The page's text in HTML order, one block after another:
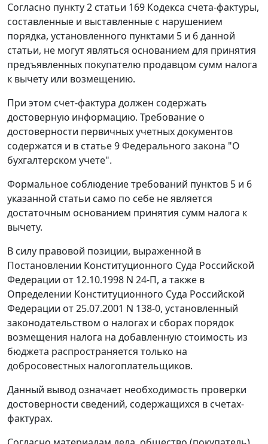
Согласно пункту 2 статьи 169 Кодекса счета-фактуры,
составленные и выставленные с нарушением
порядка, установленного пунктами 5 и 6данной
статьи, не могут являться основанием для принятия
предъявленных покупателю продавцом сумм налога
к вычету или возмещению.
При этом счет-фактура должен содержать
достоверную информацию. Требование о
достоверности первичных учетных документов
содержатся и в статье 9Федерального закона "О
бухгалтерском учете".
Формальное соблюдение требований пунктов 5 и 6
указанной статьи само по себе не является
достаточным основанием принятия сумм налога к
вычету.
В силу правовой позиции, выраженной в
Постановлении Конституционного Суда Российской
Федерации от 12.10.1998 N 24-П, а также в
Определении Конституционного Суда Российской
Федерации от 25.07.2001 N 138-0, установленный
законодательством о налогах и сборах порядок
возмещения налога на добавленную стоимость из
бюджета распространяется только на
добросовестных налогоплательщиков.
Данный вывод означает необходимость проверки
достоверности сведений, содержащихся в счетах-
фактурах.